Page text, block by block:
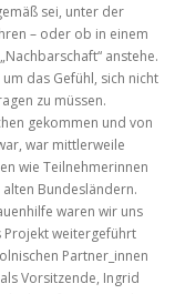
sei, unter der
– oder ob in einem
anstehe.
das Gefühl, sich nicht
zu müssen.
gekommen und von
war mittlerweile
wie Teilnehmerinnen
Bundesländern.
waren wir uns
Projekt weitergeführt
Partner_innen
Vorsitzende, Ingrid